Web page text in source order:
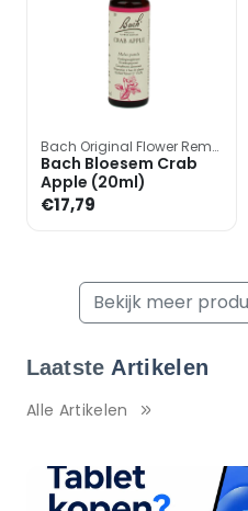
Bach Original Flower Remedies
Bach Bloesem Crab
Apple (20ml)
€17,79
Bekijk meer
Laatste Artikelen
Alle Artikelen